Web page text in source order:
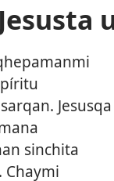
Jesusqa
sinchita